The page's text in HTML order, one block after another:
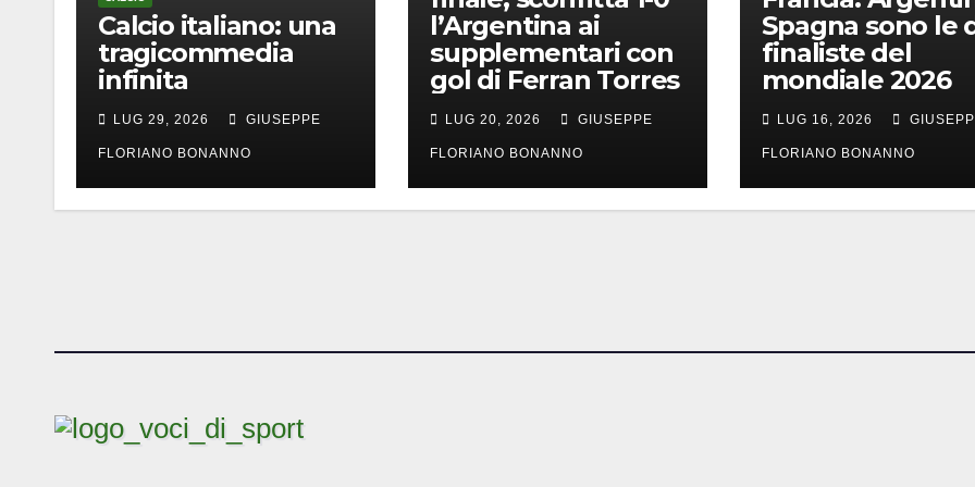
Calcio italiano: una
tragicommedia
infinita
LUG 29, 2026 GIUSEPPE
FLORIANO BONANNO
l’Argentina ai
supplementari con
gol di Ferran Torres
LUG 20, 2026 GIUSEPPE
FLORIANO BONANNO
Spagna sono le
finaliste del
mondiale 2026
LUG 16, 2026
FLORIANO BONANNO